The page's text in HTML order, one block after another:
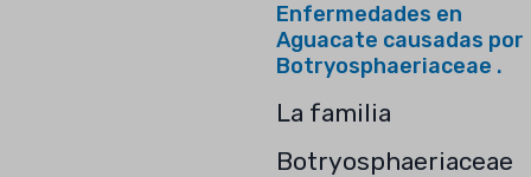
Enfermedades en
Aguacate causadas por
Botryosphaeriaceae .
La familia
Botryosphaeriaceae